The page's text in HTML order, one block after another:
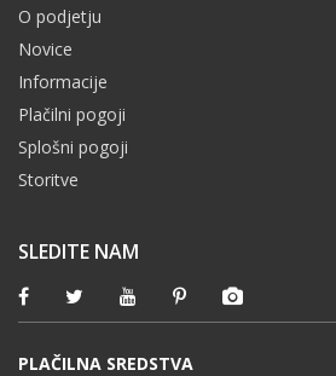
O podjetju
Novice
Informacije
Plačilni pogoji
Splošni pogoji
Storitve
SLEDITE NAM
PLAČILNA SREDSTVA